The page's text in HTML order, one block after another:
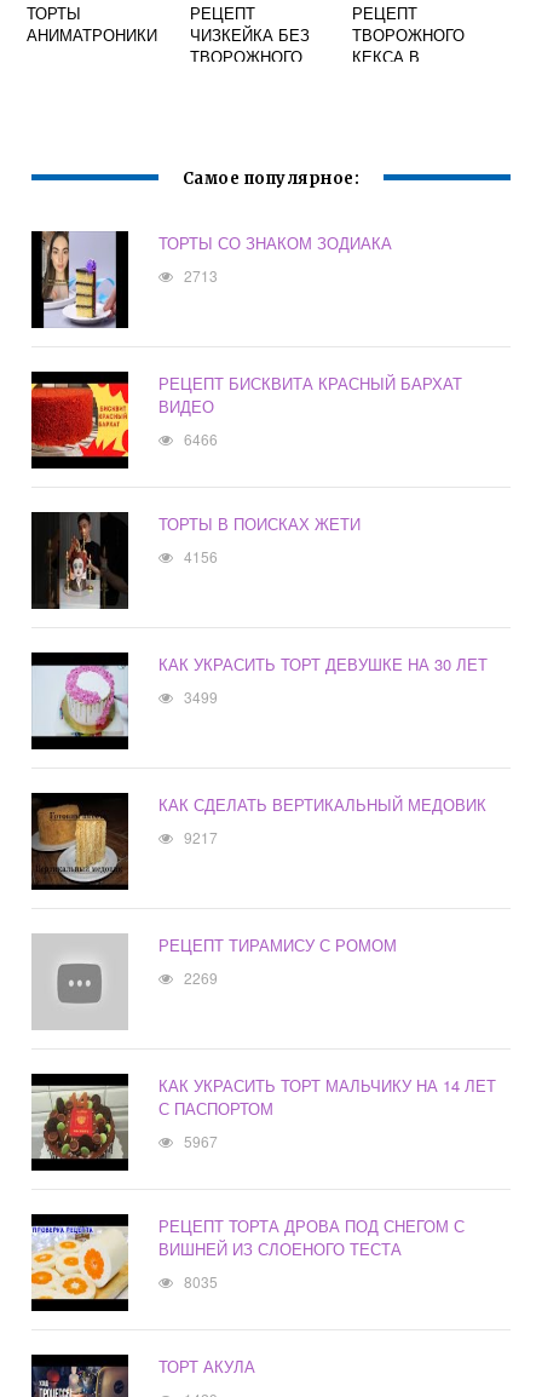
ТОРТЫ
АНИМАТРОНИКИ
РЕЦЕПТ
ЧИЗКЕЙКА БЕЗ
ТВОРОЖНОГО
РЕЦЕПТ
ТВОРОЖНОГО
КЕКСА В
Самое популярное:
ТОРТЫ СО ЗНАКОМ ЗОДИАКА
2713
РЕЦЕПТ БИСКВИТА КРАСНЫЙ БАРХАТ
ВИДЕО
6466
ТОРТЫ В ПОИСКАХ ЖЕТИ
4156
КАК УКРАСИТЬ ТОРТ ДЕВУШКЕ НА 30 ЛЕТ
3499
КАК СДЕЛАТЬ ВЕРТИКАЛЬНЫЙ МЕДОВИК
9217
РЕЦЕПТ ТИРАМИСУ С РОМОМ
2269
КАК УКРАСИТЬ ТОРТ МАЛЬЧИКУ НА 14 ЛЕТ
С ПАСПОРТОМ
5967
РЕЦЕПТ ТОРТА ДРОВА ПОД СНЕГОМ С
ВИШНЕЙ ИЗ СЛОЕНОГО ТЕСТА
8035
ТОРТ АКУЛА